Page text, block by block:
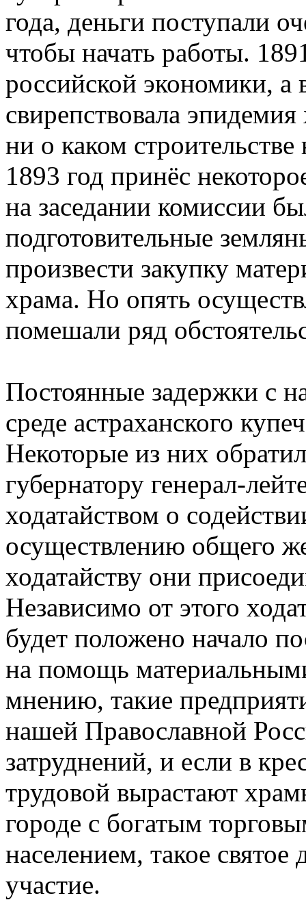
года, деньги поступали
чтобы начать работы.
российской экономики, а
свирепствовала
ни о каком
1893 год принёс
на заседании комиссии
подготовительные
произвести закупку
храма. Но опять
помешали ряд
Постоянные задержки с
среде астраханского
Некоторые из них
губернатору генерал-
ходатайством о
осуществлению общего
ходатайству они
Независимо от этого
будет положено начало
на помощь
мнению, такие
нашей Православной
затруднений, и если в
трудовой вырастают
городе с богатым
населением, такое святое
участие.